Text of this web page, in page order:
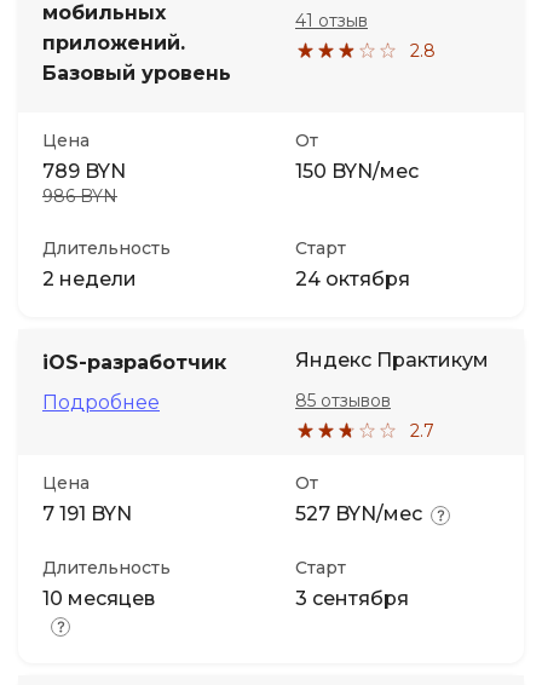
мобильных
приложений.
Базовый уровень
2.8
41 отзыв
Цена
789 BYN
986 BYN
От
150 BYN/мес
Длительность
2 недели
Старт
24 октября
iOS-разработчик
Подробнее
Яндекс Практикум
2.7
85 отзывов
Цена
7 191 BYN
От
527 BYN/мес
Длительность
10 месяцев
Старт
3 сентября